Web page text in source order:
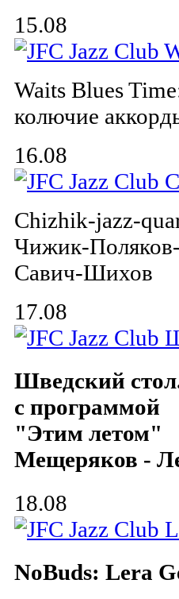
15.08
Waits Blues
колючие
16.08
Chizhik-jazz-
Чижик-
Савич-Шихов
17.08
Шведский
с программой
"Этим летом"
Мещеряков -
18.08
NoBuds: Lera